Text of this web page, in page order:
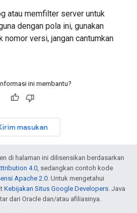
atau memfilter server untuk
dengan pola ini, gunakan
nomor versi, jangan cantumkan
ini membantu?
masukan
di halaman ini dilisensikan berdasarkan
4.0, sedangkan contoh kode
Apache 2.0. Untuk mengetahui
Kebijakan Situs Google Developers. Java
dari Oracle dan/atau afiliasinya.